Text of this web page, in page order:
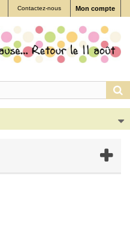
Mon compte
Contactez-nous